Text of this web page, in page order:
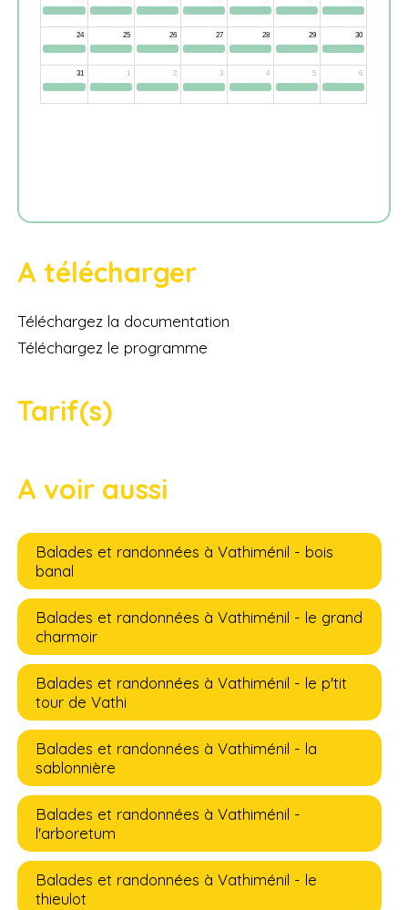
A télécharger
Téléchargez la documentation
Téléchargez le programme
Tarif(s)
A voir aussi
Balades et randonnées à Vathiménil - bois
banal
Balades et randonnées à Vathiménil - le grand
charmoir
Balades et randonnées à Vathiménil - le p'tit
tour de Vathi
Balades et randonnées à Vathiménil - la
sablonnière
Balades et randonnées à Vathiménil -
l'arboretum
Balades et randonnées à Vathiménil - le
thieulot